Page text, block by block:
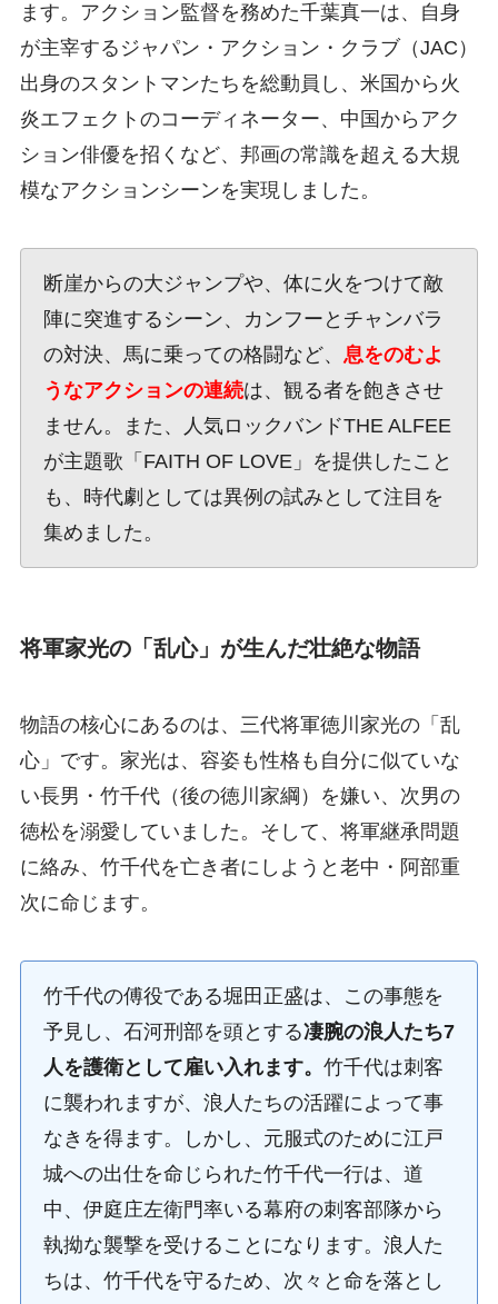
ます。アクション監督を務めた千葉真一は、自身
が主宰するジャパン・アクション・クラブ（JAC）
出身のスタントマンたちを総動員し、米国から火
炎エフェクトのコーディネーター、中国からアク
ション俳優を招くなど、邦画の常識を超える大規
模なアクションシーンを実現しました。
断崖からの大ジャンプや、体に火をつけて敵
陣に突進するシーン、カンフーとチャンバラ
の対決、馬に乗っての格闘など、 息をのむよ
うなアクションの連続は、観る者を飽きさせ
ません。また、人気ロックバンドTHE ALFEE
が主題歌「FAITH OF LOVE」を提供したこと
も、時代劇としては異例の試みとして注目を
集めました。
将軍家光の「乱心」が生んだ壮絶な物語
物語の核心にあるのは、三代将軍徳川家光の「乱
心」です。家光は、容姿も性格も自分に似ていな
い長男・竹千代（後の徳川家綱）を嫌い、次男の
徳松を溺愛していました。そして、将軍継承問題
に絡み、竹千代を亡き者にしようと老中・阿部重
次に命じます。
竹千代の傅役である堀田正盛は、この事態を
予見し、石河刑部を頭とする凄腕の浪人たち7
人を護衛として雇い入れます。 竹千代は刺客
に襲われますが、浪人たちの活躍によって事
なきを得ます。しかし、元服式のために江戸
城への出仕を命じられた竹千代一行は、道
中、伊庭庄左衛門率いる幕府の刺客部隊から
執拗な襲撃を受けることになります。浪人た
ちは、竹千代を守るため、次々と命を落とし